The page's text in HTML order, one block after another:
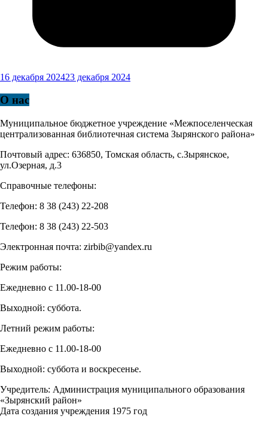
16 декабря 202423 декабря 2024
О нас
Муниципальное бюджетное учреждение «Межпоселенческая
централизованная библиотечная система Зырянского района»
Почтовый адрес: 636850, Томская область, с.Зырянское,
ул.Озерная, д.3
Справочные телефоны:
Телефон: 8 38 (243) 22-208
Телефон: 8 38 (243) 22-503
Электронная почта: zirbib@yandex.ru
Режим работы:
Ежедневно с 11.00-18-00
Выходной: суббота.
Летний режим работы:
Ежедневно с 11.00-18-00
Выходной: суббота и воскресенье.
Учредитель: Администрация муниципального образования
«Зырянский район»
Дата создания учреждения 1975 год